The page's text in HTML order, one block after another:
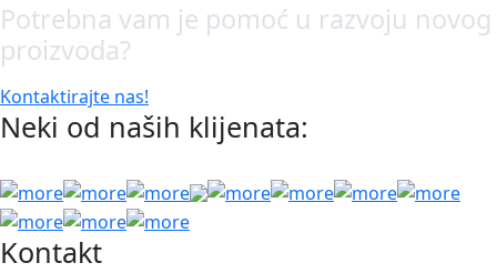
Potrebna vam je pomoć u razvoju novog
proizvoda?
Kontaktirajte nas!
Neki od naših klijenata:
Kontakt